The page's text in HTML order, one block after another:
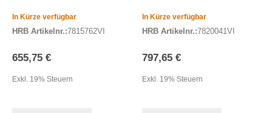
In Kürze verfügbar
HRB Artikelnr.:7815762VI
655,75 €
Exkl. 19% Steuern
In Kürze verfügbar
HRB Artikelnr.:7820041VI
797,65 €
Exkl. 19% Steuern